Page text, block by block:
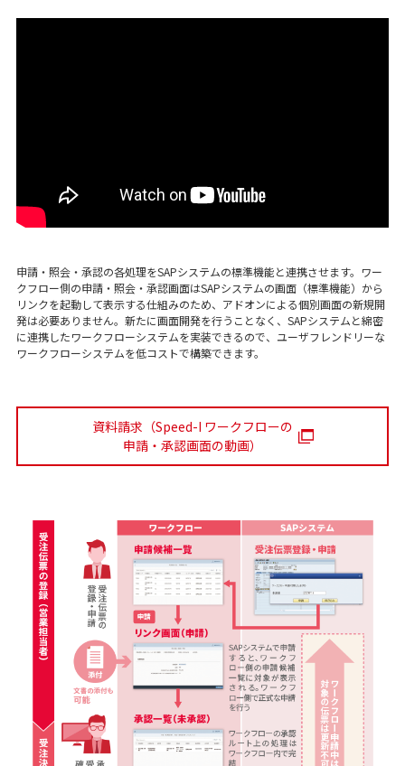
申請・照会・承認の各処理をSAPシステムの標準機能と連携させます。ワー
クフロー側の申請・照会・承認画面はSAPシステムの画面（標準機能）から
リンクを起動して表示する仕組みのため、アドオンによる個別画面の新規開
発は必要ありません。新たに画面開発を行うことなく、SAPシステムと綿密
に連携したワークフローシステムを実装できるので、ユーザフレンドリーな
ワークフローシステムを低コストで構築できます。
資料請求（Speed-I ワークフローの
申請・承認画面の動画）